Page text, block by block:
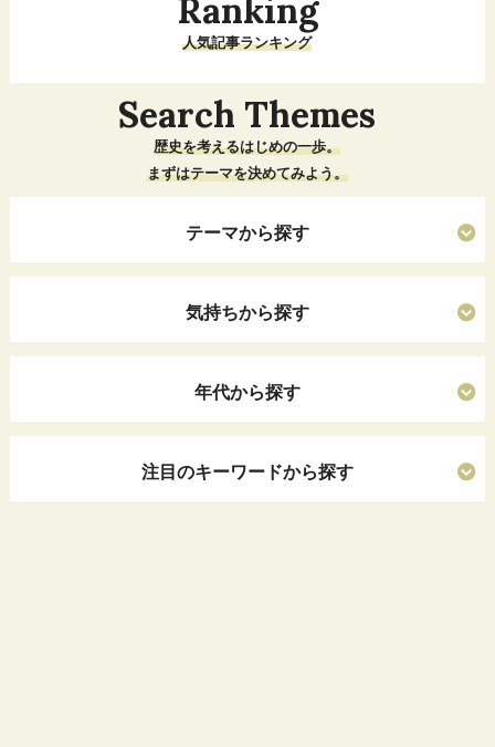
Ranking
人気記事ランキング
Search Themes
歴史を考えるはじめの一歩。
まずはテーマを決めてみよう。
テーマから探す
気持ちから探す
年代から探す
注目のキーワードから探す